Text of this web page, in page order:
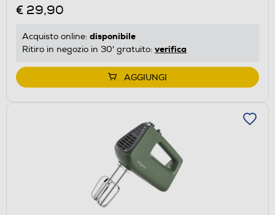
€ 29,90
Acquisto online: disponibile
Ritiro in negozio in 30' gratuito: verifica
AGGIUNGI